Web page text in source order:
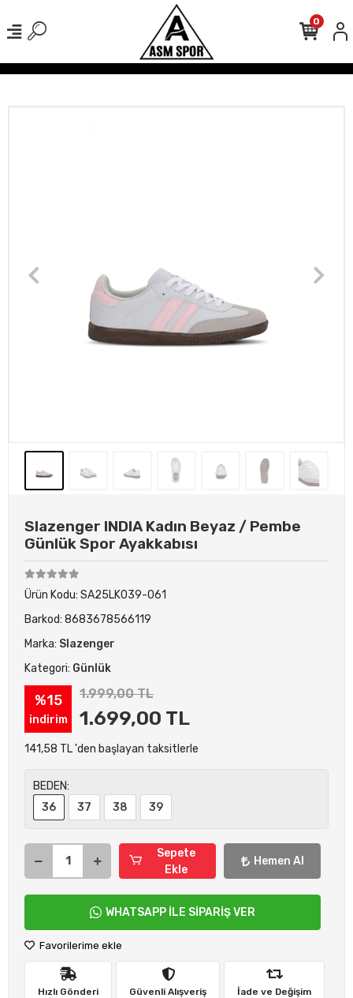
Kargo Ücretsiz! 500 TL Üzeri Tüm Alışverişlerinizde
0
Slazenger INDIA Kadın Beyaz / Pembe
Günlük Spor Ayakkabısı
Ürün Kodu: SA25LK039-061
Barkod: 8683678566119
Marka: Slazenger
Kategori: Günlük
%15
indirim
1.999,00 TL
1.699,00 TL
141,58 TL 'den başlayan taksitlerle
BEDEN:
36
37 38 39
Sepete
Ekle
Hemen Al
WHATSAPP İLE SİPARİŞ VER
Favorilerime ekle
Hızlı Gönderi Güvenli Alışveriş İade ve Değişim